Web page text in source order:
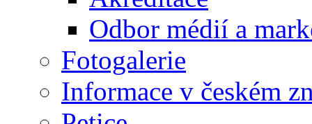
Odbor médií a
Fotogalerie
Informace v českém